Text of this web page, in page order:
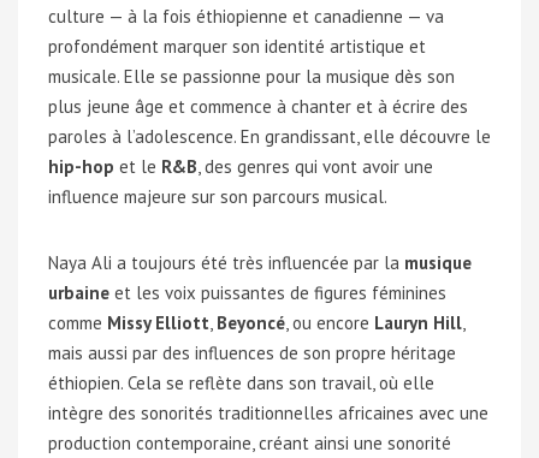
culture — à la fois éthiopienne et canadienne — va
profondément marquer son identité artistique et
musicale. Elle se passionne pour la musique dès son
plus jeune âge et commence à chanter et à écrire des
paroles à l’adolescence. En grandissant, elle découvre le
hip-hop et le R&B, des genres qui vont avoir une
influence majeure sur son parcours musical.
Naya Ali a toujours été très influencée par la musique
urbaine et les voix puissantes de figures féminines
comme Missy Elliott, Beyoncé, ou encore Lauryn Hill,
mais aussi par des influences de son propre héritage
éthiopien. Cela se reflète dans son travail, où elle
intègre des sonorités traditionnelles africaines avec une
production contemporaine, créant ainsi une sonorité